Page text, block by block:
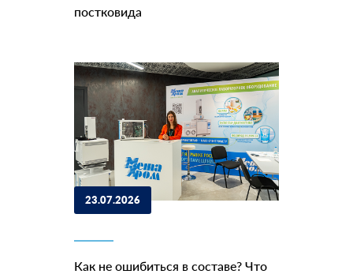
постковида
23.07.2026
Как не ошибиться в составе? Что